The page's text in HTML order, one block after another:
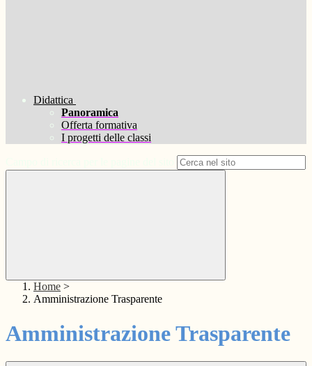
Didattica
Panoramica
Offerta formativa
I progetti delle classi
Home >
Amministrazione Trasparente
Amministrazione Trasparente